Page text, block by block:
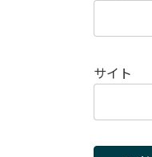
サイト